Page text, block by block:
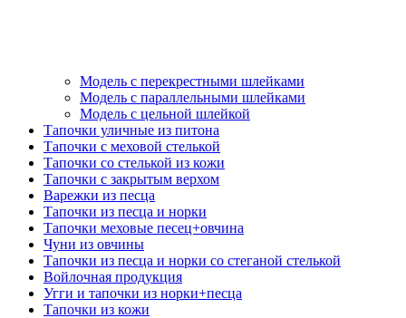
Модель с перекрестными шлейками
Модель с параллельными шлейками
Модель с цельной шлейкой
Тапочки уличные из питона
Тапочки с меховой стелькой
Тапочки со стелькой из кожи
Тапочки с закрытым верхом
Варежки из песца
Тапочки из песца и норки
Тапочки меховые песец+овчина
Чуни из овчины
Тапочки из песца и норки со стеганой стелькой
Войлочная продукция
Угги и тапочки из норки+песца
Тапочки из кожи